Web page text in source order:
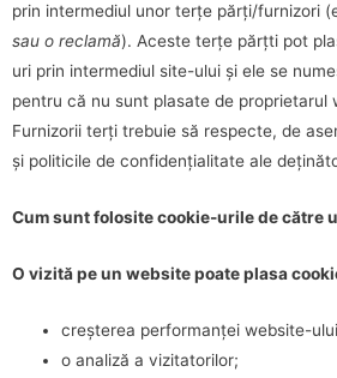
prin intermediul unor terțe părți/furnizori
sau o reclamă). Aceste terțe părțti pot
uri prin intermediul site-ului și ele se
pentru că nu sunt plasate de proprietarul
Furnizorii terți trebuie să respecte, de
și politicile de confidențialitate ale
Cum sunt folosite cookie-urile de către
O vizită pe un website poate plasa
creșterea performanței website-
o analiză a vizitatorilor;